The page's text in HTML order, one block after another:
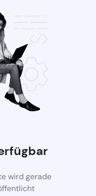
wird gerade